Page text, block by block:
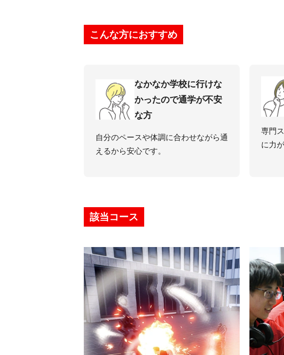
こんな方におすすめ
なかなか学校に⾏けな
かったので通学が不安
な⽅
⾃分のペースや体調に合わせながら通
えるから安⼼です。
専⾨
に⼒
該当コース